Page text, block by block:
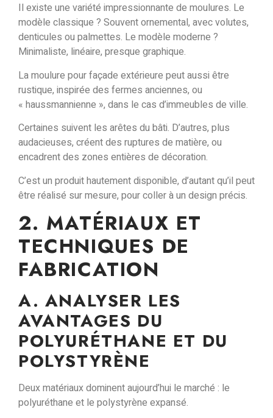
Il existe une variété impressionnante de moulures. Le
modèle classique ? Souvent ornemental, avec volutes,
denticules ou palmettes. Le modèle moderne ?
Minimaliste, linéaire, presque graphique.
La moulure pour façade extérieure peut aussi être
rustique, inspirée des fermes anciennes, ou
« haussmannienne », dans le cas d’immeubles de ville.
Certaines suivent les arêtes du bâti. D’autres, plus
audacieuses, créent des ruptures de matière, ou
encadrent des zones entières de décoration.
C’est un produithautement disponible, d’autant qu’il peut
être réalisé sur mesure, pour coller à un design précis.
2. MATÉRIAUX ET
TECHNIQUES DE
FABRICATION
A. ANALYSER LES
AVANTAGES DU
POLYURÉTHANE ET DU
POLYSTYRÈNE
Deux matériaux dominent aujourd’hui le marché : le
polyuréthane et le polystyrène expansé.